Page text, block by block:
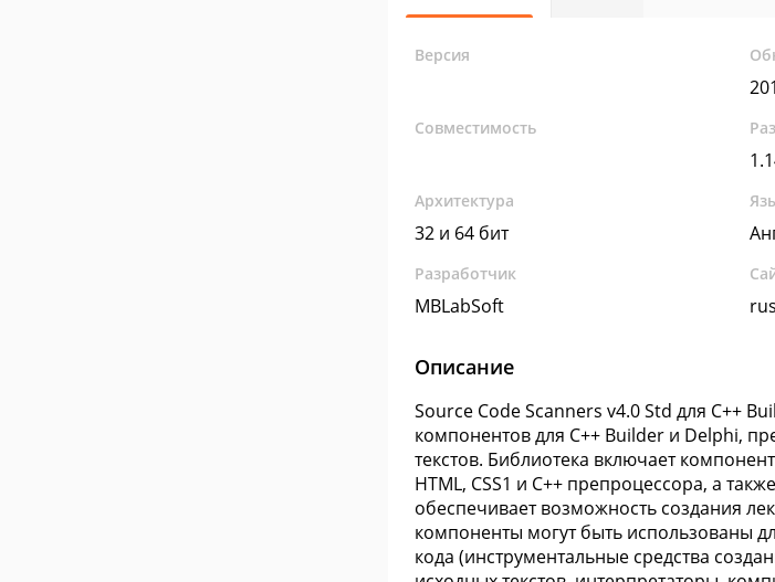
Версия
Совместимость
Архитектура
32 и 64 бит
Разработчик
MBLabSoft
Описание
Source Code Scanners v4.0 Std для C++
компонентов для C++ Builder и Delphi,
текстов. Библиотека включает
HTML, CSS1 и C++ препроцессора, а
обеспечивает возможность создания
компоненты могут быть использованы
кода (инструментальные средства